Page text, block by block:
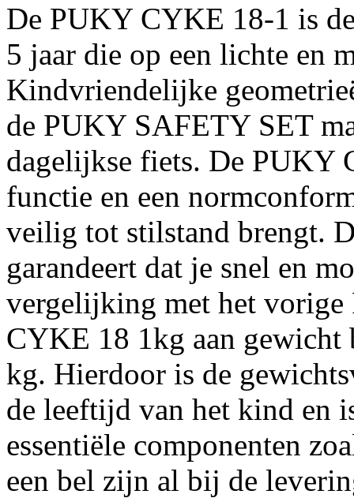
De PUKY CYKE 18-1 is
5 jaar die op een lichte en
Kindvriendelijke
de PUKY SAFETY SET
dagelijkse fiets. De PUKY
functie en een
veilig tot stilstand brengt.
garandeert dat je snel en
vergelijking met het
CYKE 18 1kg aan gewicht
kg. Hierdoor is de
de leeftijd van het kind en
essentiële componenten
een bel zijn al bij de